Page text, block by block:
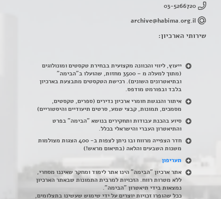
03-5266720
archive@habima.org.il
שירותי הארכיון:
ייעוץ, ליווי והכוונה מקצועית בבחירת טקסטים ומונולוגים
(מתוך למעלה מ – 3500 מחזות, שהועלו ב"הבימה"
ובתיאטרונים השונים). רכישת הטקסטים מתבצעת בארכיון
בלבד ובפורמט מודפס.
איתור והנגשת חומרי ארכיון נדירים (ספרים, טקסטים,
מסמכים, תמונות, קבצי שמע, סרטים תיעודיים והיסטוריים)
סיוע בהכנת עבודות ותחקירים בנושא "הבימה" בפרט
והתיאטרון העברי והישראלי בכלל.
חדר הצפייה מרווח ובו ניתן לצפות ב- 400 הצגות מצולמות
משנות השבעים והלאה (בתיאום מראש!)
תעריפון
אתר ארכיון "הבימה" הינו אתר לימוד ומחקר שאיננו מסחרי,
ללא מטרות רווח. הזכויות למרבית התמונות שבאתר הארכיון
נמצאות בידי תיאטרון "הבימה".
ככל שהופרו זכויות יוצרים על ידי שימוש שעשינו בתצלומים,